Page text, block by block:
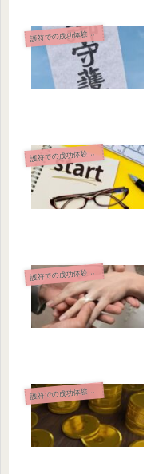
護符での成功体験シリーズ
護符での成功体験シリーズ
護符での成功体験シリーズ
護符での成功体験シリーズ